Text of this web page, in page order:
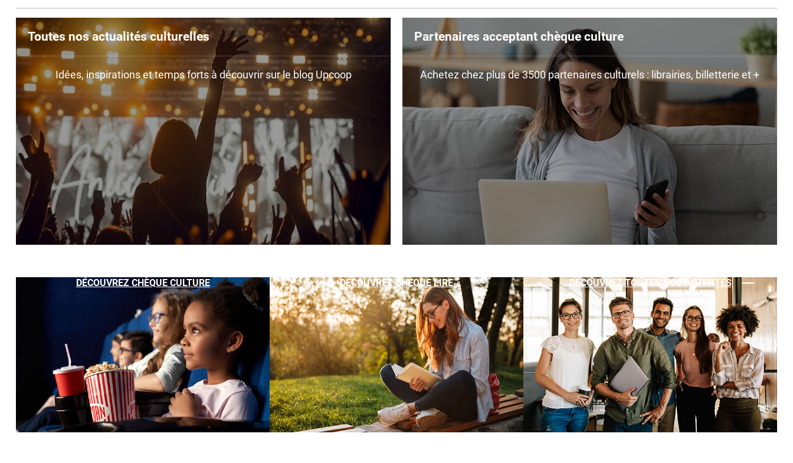
Toutes nos actualités culturelles
Idées, inspirations et temps forts à découvrir sur le blog Upcoop
Partenaires acceptant chèque culture
Achetez chez plus de 3500 partenaires culturels : librairies, billetterie et +
DÉCOUVREZ CHÈQUE CULTURE DÉCOUVREZ CHÈQUE LIRE DÉCOUVREZ TOUTES NOS ACTIVITÉS